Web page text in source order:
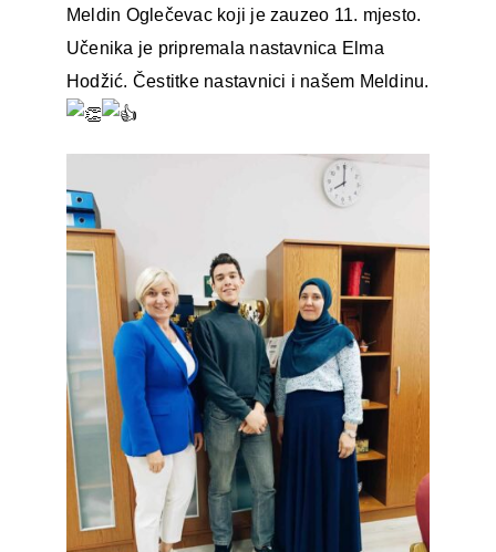
Meldin Oglečevac koji je zauzeo 11. mjesto.
Učenika je pripremala nastavnica Elma
Hodžić. Čestitke nastavnici i našem Meldinu.